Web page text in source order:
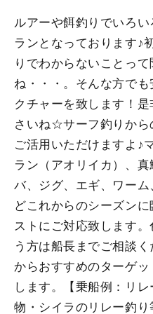
ルアーや餌釣りでいろ
ランとなっております♪
りでわからないことって
ね・・・。そんな方で
クチャーを致します！
さいね☆サーフ釣りから
ご活用いただけますよ♪
ラン（アオリイカ）、
バ、ジグ、エギ、ワー
どこれからのシーズン
ストにご対応致します
う方は船長までご相談
からおすすめのターゲ
します。【乗船例：リ
物・シイラのリレー釣